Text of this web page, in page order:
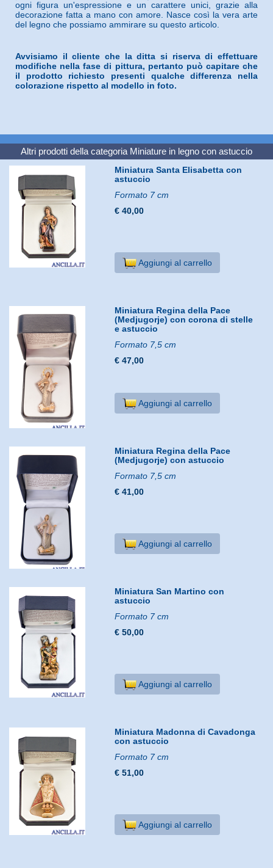
ogni figura un'espressione e un carattere unici, grazie alla
decorazione fatta a mano con amore. Nasce così la vera arte
del legno che possiamo ammirare su questo articolo.
Avvisiamo il cliente che la ditta si riserva di effettuare
modifiche nella fase di pittura, pertanto può capitare che
il prodotto richiesto presenti qualche differenza nella
colorazione rispetto al modello in foto.
Altri prodotti della categoria Miniature in legno con astuccio
Miniatura Santa Elisabetta con
astuccio
Formato 7 cm
€ 40,00
Aggiungi al carrello
Miniatura Regina della Pace
(Medjugorje) con corona di stelle
e astuccio
Formato 7,5 cm
€ 47,00
Aggiungi al carrello
Miniatura Regina della Pace
(Medjugorje) con astuccio
Formato 7,5 cm
€ 41,00
Aggiungi al carrello
Miniatura San Martino con
astuccio
Formato 7 cm
€ 50,00
Aggiungi al carrello
Miniatura Madonna di Cavadonga
con astuccio
Formato 7 cm
€ 51,00
Aggiungi al carrello